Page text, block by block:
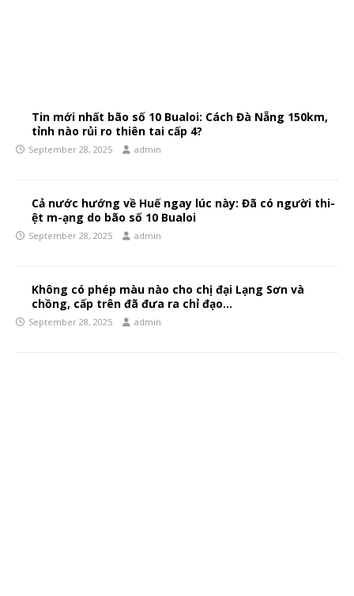
Tin mới nhất bão số 10 Bualoi: Cách Đà Nẵng 150km,
tỉnh nào rủi ro thiên tai cấp 4?
September 28, 2025 admin
Cả nước hướng về Huế ngay lúc này: Đã có người thi-
ệt m-ạng do bão số 10 Bualoi
September 28, 2025 admin
Không có phép màu nào cho chị đại Lạng Sơn và
chồng, cấp trên đã đưa ra chỉ đạo…
September 28, 2025 admin